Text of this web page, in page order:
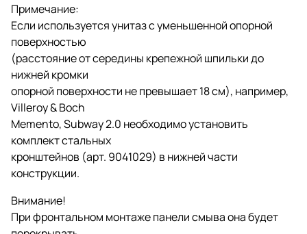
Примечание:
Если используется унитаз с уменьшенной опорной
поверхностью
(расстояние от середины крепежной шпильки до
нижней кромки
опорной поверхности не превышает 18 см), например,
Villeroy & Boch
Memento, Subway 2.0 необходимо установить
комплект стальных
кронштейнов (арт. 9041029) в нижней части
конструкции.
Внимание!
При фронтальном монтаже панели смыва она будет